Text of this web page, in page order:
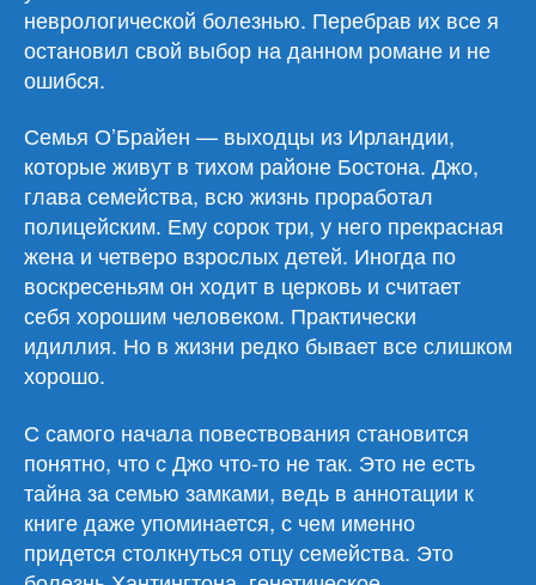
неврологической болезнью. Перебрав их все я
остановил свой выбор на данном романе и не
ошибся.
Семья О’Брайен — выходцы из Ирландии,
которые живут в тихом районе Бостона. Джо,
глава семейства, всю жизнь проработал
полицейским. Ему сорок три, у него прекрасная
жена и четверо взрослых детей. Иногда по
воскресеньям он ходит в церковь и считает
себя хорошим человеком. Практически
идиллия. Но в жизни редко бывает все слишком
хорошо.
С самого начала повествования становится
понятно, что с Джо что-то не так. Это не есть
тайна за семью замками, ведь в аннотации к
книге даже упоминается, с чем именно
придется столкнуться отцу семейства. Это